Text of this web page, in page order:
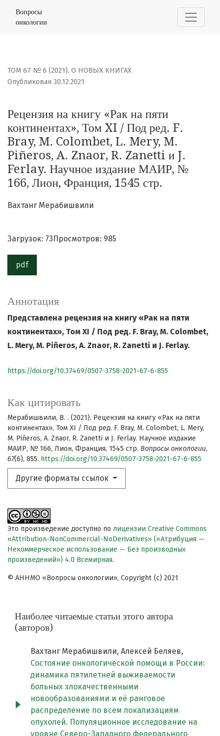
Рецензия на книгу «Рак на пяти континентах», Том
Вопросы
онкологии
ТОМ 67 № 6 (2021), О НОВЫХ КНИГАХ
Рецензия на книгу «Рак на пяти
континентах», Том XI / Под ред. F.
Bray, M. Colombet, L. Mery, M.
Piñeros, A. Znaor, R. Zanetti и J.
Ferlay. Научное издание МАИР, №
166, Лион, Франция, 1545 стр.
Опубликован 30.12.2021
Вахтанг Мерабишвили
Загрузок: 73 Просмотров: 985
pdf
Как цитировать
Мерабишвили, В. . (2021). Рецензия на книгу «Рак на пяти
континентах», Том XI / Под ред. F. Bray, M. Colombet, L. Mery,
M. Piñeros, A. Znaor, R. Zanetti и J. Ferlay. Научное издание
МАИР, № 166, Лион, Франция, 1545 стр. Вопросы онкологии,
67(6), 855. https://doi.org/10.37469/0507-3758-2021-67-6-855
Другие форматы ссылок
Аннотация
Представлена рецензия на книгу «Рак на пяти
континентах», Том XI / Под ред. F. Bray, M. Colombet,
L. Mery, M. Piñeros, A. Znaor, R. Zanetti и J. Ferlay.
https://doi.org/10.37469/0507-3758-2021-67-6-855
Это произведение доступно по лицензии Creative Commons
«Attribution-NonCommercial-NoDerivatives» («Атрибуция —
Некоммерческое использование — Без производных
произведений») 4.0 Всемирная.
© АННМО «Вопросы онкологии», Copyright (c) 2021
Наиболее читаемые статьи этого автора
(авторов)
Вахтанг Мерабишвили, Алексей Беляев,
Состояние онкологической помощи в России:
динамика пятилетней выживаемости
больных злокачественными
новообразованиями и её ранговое
распределение по всем локализациям
опухолей. Популяционное исследование на
уровне Северо-Западного федерального